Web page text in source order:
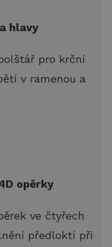
hlavy
pro krční
v ramenou a
opěrky
ve čtyřech
předloktí při